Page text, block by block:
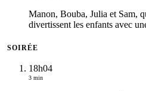
Manon, Bouba, Julia et Sam,
divertissent les enfants avec
SOIRÉE
18h04
3 min